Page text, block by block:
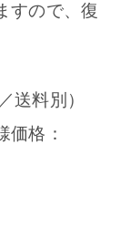
すので、復
送料別）
価格：